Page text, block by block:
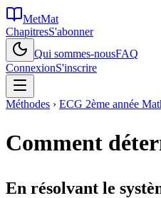
MetMat
ChapitresS'abonner
Qui sommes-nousFAQ
ConnexionS'inscrire
Méthodes › ECG 2ème année
Comment
En résolvant le